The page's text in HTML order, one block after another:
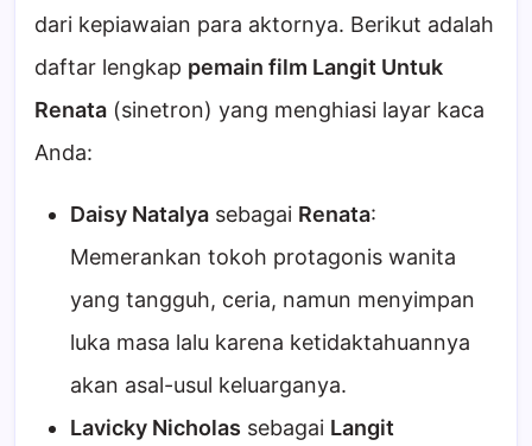
dari kepiawaian para aktornya. Berikut adalah
daftar lengkap pemain film Langit Untuk
Renata (sinetron) yang menghiasi layar kaca
Anda:
Daisy Natalya sebagai Renata:
Memerankan tokoh protagonis wanita
yang tangguh, ceria, namun menyimpan
luka masa lalu karena ketidaktahuannya
akan asal-usul keluarganya.
Lavicky Nicholas sebagai Langit